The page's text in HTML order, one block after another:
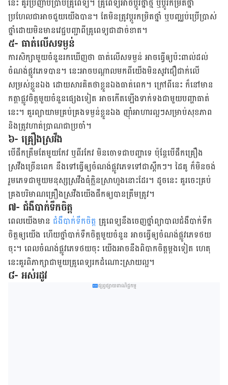
ប្រហែល​ជា​អាច​ជួយយើង​បាន។ តែ​មិន​ត្រូវ​ប្ដូរ​កម្រិត​ថ្នាំ ឬ​បញ្ឈប់​ប្រើ​ប្រាស់​
ថ្នាំ​ដោយ​មិន​មាន​វេជ្ជបញ្ជាពីគ្រូពេទ្យ​ជា​ដាច់​ខាត។
៥- ធាត់លើសទម្ងន់
ការ​សិក្សា​មួយ​ចំនួន​​រក​ឃើញ​ថា ​ធាត់​លើស​ទម្ងន់​ អាច​ធ្វើ​ឲ្យ​ប៉ះ​ពាល់​ដល់​
ចំណង់​ផ្លូវ​ភេទបាន​។ នេះ​អាច​បណ្ដាល​មក​ពីយើង​មិន​សូវ​​ជឿ​ជាក់​លើ​
សម្រស់​ខ្លួន​ឯង ​ដោយ​សារ​គិត​ថា​ខ្លួនឯង​ធាត់​ពេក។ ​ក្រៅ​ពី​នេះ ​ក៏​នៅ​មាន​
កត្តា​ផ្លូវ​ចិត្ដ​មួយ​ចំនួន​ផ្សេង​ទៀត អាច​កើត​ឡើង​ទាក់​ទង​ជាមួយ​បញ្ហា​ធាត់​
នេះ​។ ​គួរ​ព្យាយាម​គ្រប់​គ្រង​ទម្ងន់​​ខ្លួន​ឯង ញ៉ាំ​អាហារ​ល្អ​ៗ​សម្រាប់​សុខ​ភាព
និង​ត្រូវ​ហាត់​ប្រាណ​ជា​ប្រចាំ។
៦- គ្រឿង​ស្រវឹង
បើ​ផឹក​ត្រឹម​តែ​មួយ​កែវ ឬ​ពីរ​កែវ​ ​មិន​ចោទ​ជា​បញ្ហា​​ទេ ប៉ុន្តែ​បើ​ផឹក​គ្រឿង​
ស្រវឹង​ច្រើន​ពេក នឹង​ទៅ​ធ្វើ​ឲ្យ​ចំណង់​ផ្លូវ​ភេទ​ទៅ​ជា​ស្ពឹក​ៗ។ ​ដៃគូ ក៏​មិន​ចង់​
រួម​ភេទ​ជាមួយ​មនុស្ស​ស្រវឹង​ធុំក្លិន​ស្រា​ហួង​នោះ​ដែរ។ ដូច​នេះ​ គួរ​ចេះ​គ្រប់​
គ្រង​បរិមាណ​គ្រឿង​ស្រវឹង​យើង​ផឹក​ឲ្យ​បាន​ត្រឹម​ត្រូវ។
៧- ជំងឺបាក់ទឹកចិត្ដ
ពេលយើង​មាន ​ជំងឺ​បាក់​ទឹក​ចិត្ដ គ្រូពេទ្យ​នឹង​ចេញ​ថ្នាំ​ព្យាបាល​ជំងឺ​បាក់​ទឹក​
ចិត្ដ​ឲ្យ​យើង ហើយ​ថ្នាំ​បាក់​ទឹក​ចិត្ដ​មួយ​ចំនួន អាច​ធ្វើ​ឲ្យ​ចំណង់​ផ្លូវ​ភេទ​​ថយ​
ចុះ។ ពេល​ចំណង់​ផ្លូវ​ភេទ​ថយ​ចុះ យើង​​អាច​នឹង​ពិបាក​ចិត្ដ​ម្ដង​ទៀត ហេតុ
នេះ​គួរ​ពិភាក្សា​ជាមួយ​គ្រូពេទ្យរក​ដំណោះ​ស្រាយ​ល្អ។
៨- អស់រដូវ
ផ្សព្វផ្សាយពាណិជ្ជកម្ម